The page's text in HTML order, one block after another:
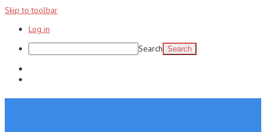
Skip to toolbar
Log in
Search